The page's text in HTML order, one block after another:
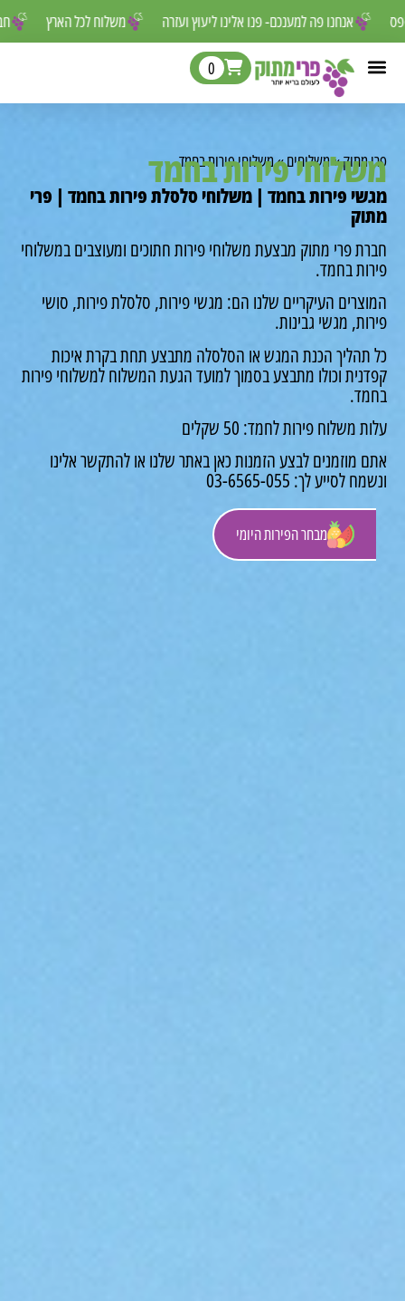
משלוח לכל הארץ אנחנו פה למענכם- פנו אלינו ליעוץ ועזרה לפספס
מבחר הפירות היומי
0
מתוק»משלוחים»משלוחי פירות בחמד
פירות בחמד
פירות בחמד | משלוחי סלסלת פירות בחמד | פרי
פרי מתוק מבצעת משלוחי פירות חתוכים ומעוצבים במשלוחי
בחמד.
העיקריים שלנו הם: מגשי פירות, סלסלת פירות, סושי
מגשי גבינות.
תהליך הכנת המגש או הסלסלה מתבצע תחת בקרת איכות
וכולו מתבצע בסמוך למועד הגעת המשלוח למשלוחי פירות
משלוח פירות לחמד: 50 שקלים
מוזמנים לבצע הזמנות כאן באתר שלנו או להתקשר אלינו
לסייע לך: 03-6565-055